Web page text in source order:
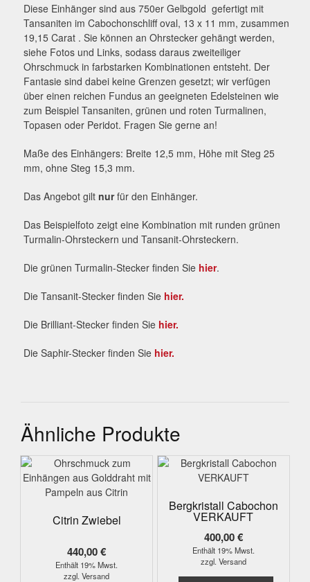
Diese Einhänger sind aus 750er Gelbgold gefertigt mit
Tansaniten im Cabochonschliff oval, 13 x 11 mm, zusammen
19,15 Carat . Sie können an Ohrstecker gehängt werden,
siehe Fotos und Links, sodass daraus zweiteiliger
Ohrschmuck in farbstarken Kombinationen entsteht. Der
Fantasie sind dabei keine Grenzen gesetzt; wir verfügen
über einen reichen Fundus an geeigneten Edelsteinen wie
zum Beispiel Tansaniten, grünen und roten Turmalinen,
Topasen oder Peridot. Fragen Sie gerne an!
Maße des Einhängers: Breite 12,5 mm, Höhe mit Steg 25
mm, ohne Steg 15,3 mm.
Das Angebot gilt nurfür den Einhänger.
Das Beispielfoto zeigt eine Kombination mit runden grünen
Turmalin-Ohrsteckern und Tansanit-Ohrsteckern.
Die grünen Turmalin-Stecker finden Sie hier.
Die Tansanit-Stecker finden Sie hier.
Die Brilliant-Stecker finden Sie hier.
Die Saphir-Stecker finden Sie hier.
Ähnliche Produkte
Citrin Zwiebel
440,00€
Enthält 19% Mwst.
zzgl.Versand
Bergkristall Cabochon
VERKAUFT
400,00€
Enthält 19% Mwst.
zzgl. Versand